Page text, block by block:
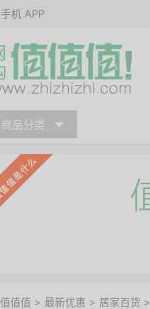
手机 APP
商品分类
值值值 > 最新优惠 > 居家百货 >